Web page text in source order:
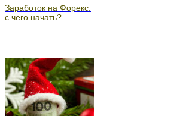
Заработок на Форекс:
с чего начать?